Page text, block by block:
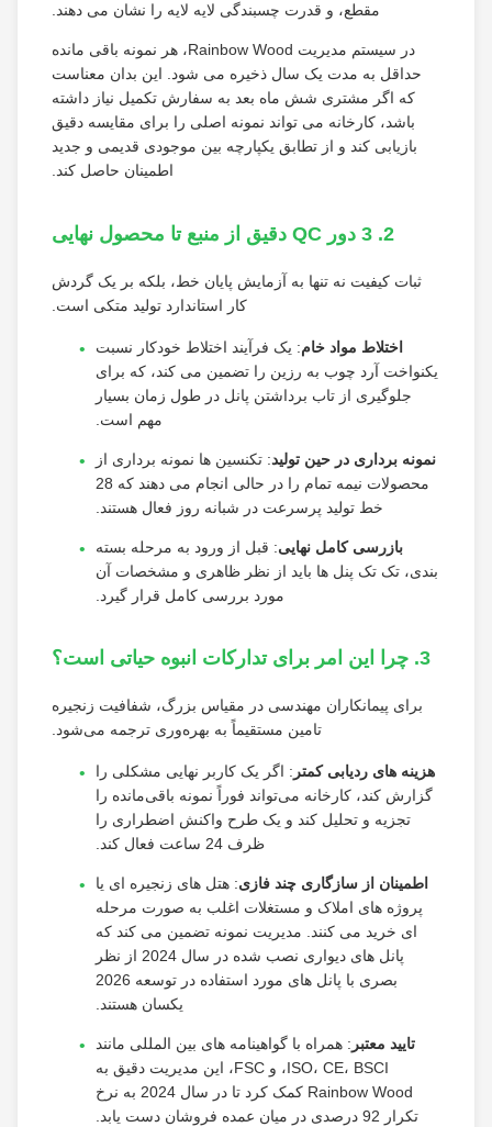
مقطع، و قدرت چسبندگی لایه لایه را نشان می دهند.
در سیستم مدیریت Rainbow Wood، هر نمونه باقی مانده
حداقل به مدت یک سال ذخیره می شود. این بدان معناست
که اگر مشتری شش ماه بعد به سفارش تکمیل نیاز داشته
باشد، کارخانه می تواند نمونه اصلی را برای مقایسه دقیق
بازیابی کند و از تطابق یکپارچه بین موجودی قدیمی و جدید
اطمینان حاصل کند.
ثبات کیفیت نه تنها به آزمایش پایان خط، بلکه بر یک گردش
کار استاندارد تولید متکی است.
اختلاط مواد خام : یک فرآیند اختلاط خودکار نسبت
یکنواخت آرد چوب به رزین را تضمین می کند، که برای
جلوگیری از تاب برداشتن پانل در طول زمان بسیار
مهم است.
نمونه برداری در حین تولید: تکنسین ها نمونه برداری از
محصولات نیمه تمام را در حالی انجام می دهند که 28
خط تولید پرسرعت در شبانه روز فعال هستند.
بازرسی کامل نهایی : قبل از ورود به مرحله بسته
بندی، تک تک پنل ها باید از نظر ظاهری و مشخصات آن
مورد بررسی کامل قرار گیرد.
برای پیمانکاران مهندسی در مقیاس بزرگ، شفافیت زنجیره
تامین مستقیماً به بهره‌وری ترجمه می‌شود.
هزینه های ردیابی کمتر : اگر یک کاربر نهایی مشکلی را
گزارش کند، کارخانه می‌تواند فوراً نمونه باقی‌مانده را
تجزیه و تحلیل کند و یک طرح واکنش اضطراری را
ظرف 24 ساعت فعال کند.
اطمینان از سازگاری چند فازی : هتل های زنجیره ای یا
پروژه های املاک و مستغلات اغلب به صورت مرحله
ای خرید می کنند. مدیریت نمونه تضمین می کند که
پانل های دیواری نصب شده در سال 2024 از نظر
بصری با پانل های مورد استفاده در توسعه 2026
یکسان هستند.
تایید معتبر : همراه با گواهینامه های بین المللی مانند
ISO، CE، BSCI، و FSC، این مدیریت دقیق به
Rainbow Wood کمک کرد تا در سال 2024 به نرخ
تکرار 92 درصدی در میان عمده فروشان دست یابد.